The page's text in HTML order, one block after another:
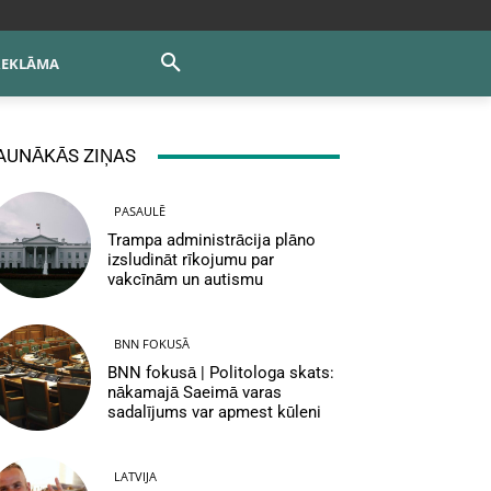
ZIŅAS
PASAULĒ
Trampa administrācija plāno
izsludināt rīkojumu par
vakcīnām un autismu
BNN FOKUSĀ
BNN fokusā | Politologa skats:
nākamajā Saeimā varas
sadalījums var apmest kūleni
LATVIJA